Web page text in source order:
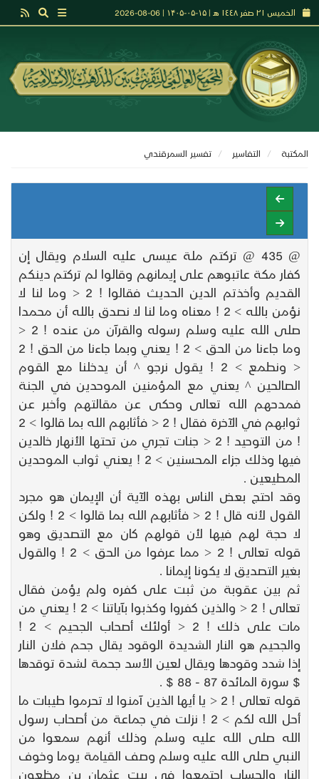
الخميس ٢١ صفر ١٤٤٨ هـ | ۱۵-۰۵-۱۴۰۵ | 06-08-2026
المكتبة التفاسير تفسير السمرقندي
@ 435 @ تركتم ملة عيسى عليه السلام ويقال إن
كفار مكة عاتبوهم على إيمانهم وقالوا لم تركتم دينكم
القديم وأخذتم الدين الحديث فقالوا ! 2 < وما لنا لا
نؤمن بالله > 2 ! معناه وما لنا لا نصدق بالله أن محمدا
صلى الله عليه وسلم رسوله والقرآن من عنده ! 2 <
وما جاءنا من الحق > 2 ! يعني وبما جاءنا من الحق ! 2
< ونطمع > 2 ! يقول نرجو ^ أن يدخلنا مع القوم
الصالحين ^ يعني مع المؤمنين الموحدين في الجنة
فمدحهم الله تعالى وحكى عن مقالتهم وأخبر عن
ثوابهم في الآخرة فقال ! 2 < فأثابهم الله بما قالوا > 2
! من التوحيد ! 2 < جنات تجري من تحتها الأنهار خالدين
فيها وذلك جزاء المحسنين > 2 ! يعني ثواب الموحدين
المطيعين .
وقد احتج بعض الناس بهذه الآية أن الإيمان هو مجرد
القول لأنه قال ! 2 < فأثابهم الله بما قالوا > 2 ! ولكن
لا حجة لهم فيها لأن قولهم كان مع التصديق وهو
قوله تعالى ! 2 < مما عرفوا من الحق > 2 ! والقول
بغير التصديق لا يكونا إيمانا .
ثم بين عقوبة من ثبت على كفره ولم يؤمن فقال
تعالى ! 2 < والذين كفروا وكذبوا بآياتنا > 2 ! يعني من
مات على ذلك ! 2 < أولئك أصحاب الجحيم > 2 !
والجحيم هو النار الشديدة الوقود يقال جحم فلان النار
إذا شدد وقودها ويقال لعين الأسد جحمة لشدة توقدها
$ سورة المائدة 87 - 88 $ .
قوله تعالى ! 2 < يا أيها الذين آمنوا لا تحرموا طيبات ما
أحل الله لكم > 2 ! نزلت في جماعة من أصحاب رسول
الله صلى الله عليه وسلم وذلك أنهم سمعوا من
النبي صلى الله عليه وسلم وصف القيامة يوما وخوف
النار والحساب اجتمعوا في بيت عثمان بن مظعون